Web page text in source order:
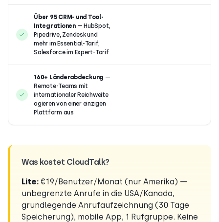
Über 95 CRM- und Tool-
Integrationen— HubSpot,
Pipedrive, Zendesk und
mehr im Essential-Tarif;
Salesforce im Expert-Tarif
160+ Länderabdeckung —
Remote-Teams mit
internationaler Reichweite
agieren von einer einzigen
Plattform aus
Was kostet CloudTalk?
Lite: €19/Benutzer/Monat (nur Amerika) —
unbegrenzte Anrufe in die USA/Kanada,
grundlegende Anrufaufzeichnung (30 Tage
Speicherung), mobile App, 1 Rufgruppe. Keine